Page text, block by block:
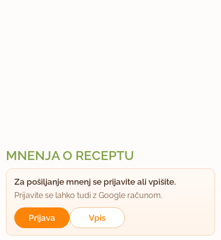
MNENJA O RECEPTU
Za pošiljanje mnenj se prijavite ali vpišite.
Prijavite se lahko tudi z Google računom.
Prijava Vpis